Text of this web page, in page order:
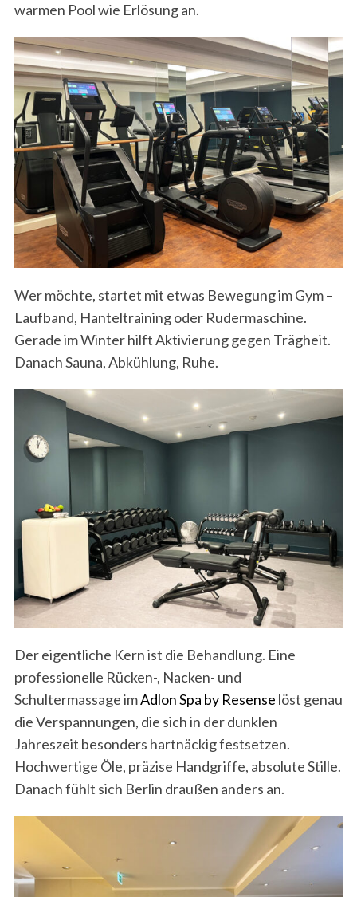
warmen Pool wie Erlösung an.
Wer möchte, startet mit etwas Bewegung im Gym –
Laufband, Hanteltraining oder Rudermaschine.
Gerade im Winter hilft Aktivierung gegen Trägheit.
Danach Sauna, Abkühlung, Ruhe.
Der eigentliche Kern ist die Behandlung. Eine
professionelle Rücken-, Nacken- und
Schultermassage imAdlon Spa by Resense löst genau
die Verspannungen, die sich in der dunklen
Jahreszeit besonders hartnäckig festsetzen.
Hochwertige Öle, präzise Handgriffe, absolute Stille.
Danach fühlt sich Berlin draußen anders an.
a
r
c
h
r
: